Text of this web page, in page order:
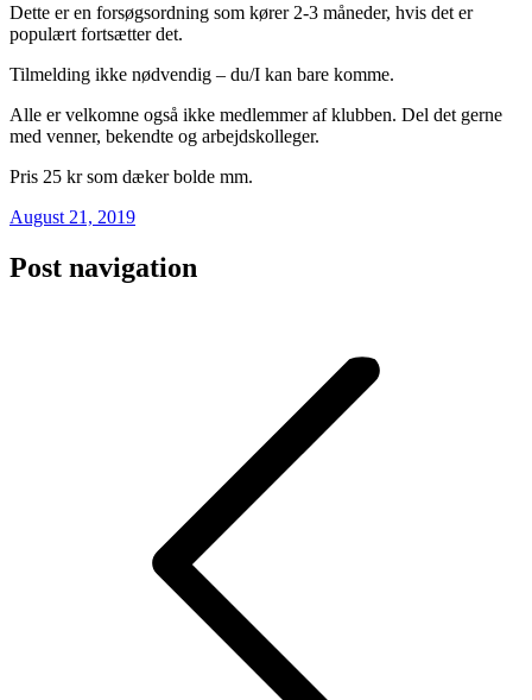
Dette er en forsøgsordning som kører 2-3 måneder, hvis det er
populært fortsætter det.
Tilmelding ikke nødvendig – du/I kan bare komme.
Alle er velkomne også ikke medlemmer af klubben. Del det gerne
med venner, bekendte og arbejdskolleger.
Pris 25 kr som dæker bolde mm.
August 21, 2019
Post navigation